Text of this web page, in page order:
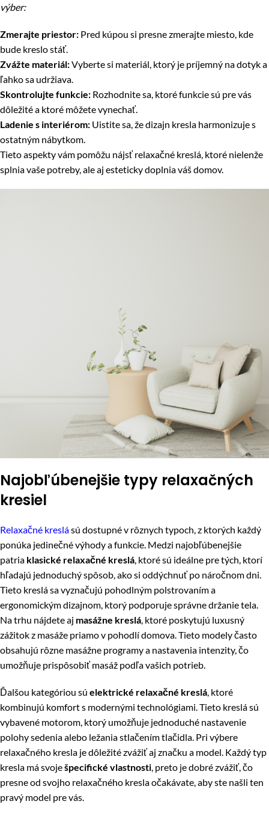
výber:
Zmerajte priestor: Pred kúpou si presne zmerajte miesto, kde
bude kreslo stáť.
Zvážte materiál:Vyberte si materiál, ktorý je príjemný na dotyk a
ľahko sa udržiava.
Skontrolujte funkcie: Rozhodnite sa, ktoré funkcie sú pre vás
dôležité a ktoré môžete vynechať.
Ladenie s interiérom: Uistite sa, že dizajn kresla harmonizuje s
ostatným nábytkom.
Tieto aspekty vám pomôžu nájsť relaxačné kreslá, ktoré nielenže
splnia vaše potreby, ale aj esteticky doplnia váš domov.
Najobľúbenejšie typy relaxačných
kresiel
Relaxačné kreslású dostupné v rôznych typoch, z ktorých každý
ponúka jedinečné výhody a funkcie. Medzi najobľúbenejšie
patria klasické relaxačné kreslá , ktoré sú ideálne pre tých, ktorí
hľadajú jednoduchý spôsob, ako si oddýchnuť po náročnom dni.
Tieto kreslá sa vyznačujú pohodlným polstrovaním a
ergonomickým dizajnom, ktorý podporuje správne držanie tela.
Na trhu nájdete aj masážne kreslá , ktoré poskytujú luxusný
zážitok z masáže priamo v pohodlí domova. Tieto modely často
obsahujú rôzne masážne programy a nastavenia intenzity, čo
umožňuje prispôsobiť masáž podľa vašich potrieb.
Ďalšou kategóriou sú elektrické relaxačné kreslá , ktoré
kombinujú komfort s modernými technológiami. Tieto kreslá sú
vybavené motorom, ktorý umožňuje jednoduché nastavenie
polohy sedenia alebo ležania stlačením tlačidla. Pri výbere
relaxačného kresla je dôležité zvážiť aj značku a model. Každý typ
kresla má svoješpecifické vlastnosti , preto je dobré zvážiť, čo
presne od svojho relaxačného kresla očakávate, aby ste našli ten
pravý model pre vás.